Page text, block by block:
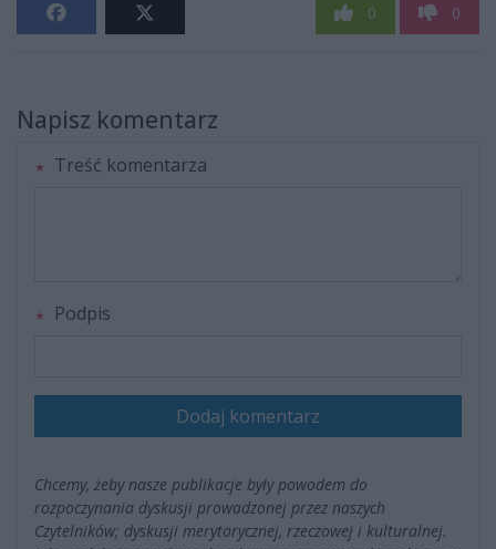
0 0
Napisz komentarz
Treść komentarza
Podpis
Dodaj komentarz
Chcemy, żeby nasze publikacje były powodem do
rozpoczynania dyskusji prowadzonej przez naszych
Czytelników; dyskusji merytorycznej, rzeczowej i kulturalnej.